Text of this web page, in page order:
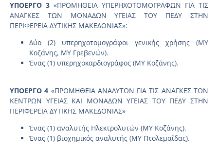
ΥΠΟΕΡΓΟ 3 «ΠΡΟΜΗΘΕΙΑ ΥΠΕΡΗΧΟΤΟΜΟΓΡΑΦΩΝ ΓΙΑ ΤΙΣ
ΑΝΑΓΚΕΣ ΤΩΝ ΜΟΝΑΔΩΝ ΥΓΕΙΑΣ ΤΟΥ ΠΕΔΥ ΣΤΗΝ
ΠΕΡΙΦΕΡΕΙΑ ΔΥΤΙΚΗΣ ΜΑΚΕΔΟΝΙΑΣ»:
Δύο (2) υπερηχοτομογράφοι γενικής χρήσης (ΜΥ
Κοζάνης, ΜΥ Γρεβενών).
Ένας (1) υπερηχοκαρδιογράφος (ΜΥ Κοζάνης).
ΥΠΟΕΡΓΟ 4 «ΠΡΟΜΗΘΕΙΑ ΑΝΑΛΥΤΩΝ ΓΙΑ ΤΙΣ ΑΝΑΓΚΕΣ ΤΩΝ
ΚΕΝΤΡΩΝ ΥΓΕΙΑΣ ΚΑΙ ΜΟΝΑΔΩΝ ΥΓΕΙΑΣ ΤΟΥ ΠΕΔΥ ΣΤΗΝ
ΠΕΡΙΦΕΡΕΙΑ ΔΥΤΙΚΗΣ ΜΑΚΕΔΟΝΙΑΣ»
Ένας (1) αναλυτής Ηλεκτρολυτών (ΜΥ Κοζάνης).
Ένας (1) βιοχημικός αναλυτής (ΜΥ Πτολεμαΐδας).